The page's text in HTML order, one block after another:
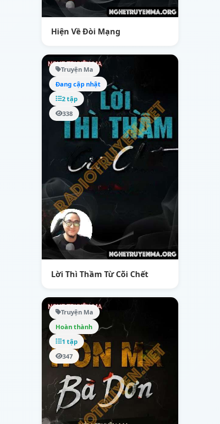
Hiện Về Đòi Mạng
Truyện Ma
Đang cập nhật
2 tập
338
Lời Thì Thầm Từ Cõi Chết
Truyện Ma
Hoàn thành
1 tập
347